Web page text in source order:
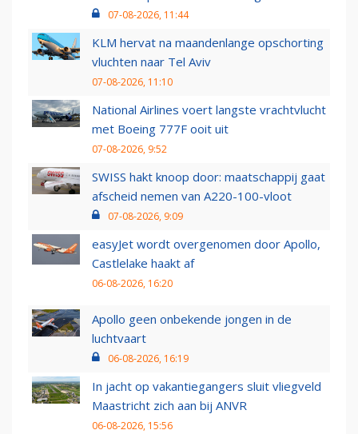
07-08-2026, 11:44
KLM hervat na maandenlange opschorting
vluchten naar Tel Aviv
07-08-2026, 11:10
National Airlines voert langste vrachtvlucht
met Boeing 777F ooit uit
07-08-2026, 9:52
SWISS hakt knoop door: maatschappij gaat
afscheid nemen van A220-100-vloot
07-08-2026, 9:09
easyJet wordt overgenomen door Apollo,
Castlelake haakt af
06-08-2026, 16:20
Apollo geen onbekende jongen in de
luchtvaart
06-08-2026, 16:19
In jacht op vakantiegangers sluit vliegveld
Maastricht zich aan bij ANVR
06-08-2026, 15:56